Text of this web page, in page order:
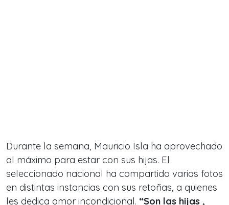
Durante la semana, Mauricio Isla ha aprovechado
al máximo para estar con sus hijas. El
seleccionado nacional ha compartido varias fotos
en distintas instancias con sus retoñas, a quienes
les dedica amor incondicional. “Son las hijas ,